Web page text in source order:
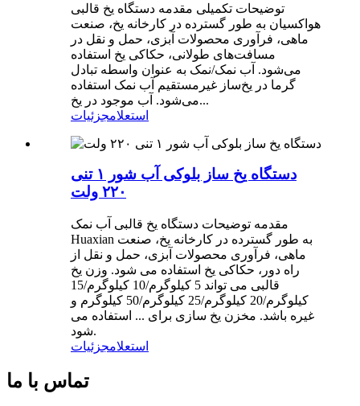
توضیحات تکمیلی مقدمه دستگاه یخ قالبی
هواکسیان به طور گسترده در کارخانه یخ، صنعت
ماهی، فرآوری محصولات آبزی، حمل و نقل در
مسافت‌های طولانی، حکاکی یخ استفاده
می‌شود. آب نمک/نمک به عنوان واسطه تبادل
گرما در یخ‌ساز غیرمستقیم آب نمک استفاده
می‌شود. آب موجود در یخ...
استعلامجزئیات
دستگاه یخ ساز بلوکی آب شور ۱ تنی
۲۲۰ ولت
مقدمه توضیحات دستگاه یخ قالبی آب نمک
Huaxian به طور گسترده در کارخانه یخ، صنعت
ماهی، فرآوری محصولات آبزی، حمل و نقل از
راه دور، حکاکی یخ استفاده می شود. وزن یخ
قالبی می تواند 5 کیلوگرم/10 کیلوگرم/15
کیلوگرم/20 کیلوگرم/25 کیلوگرم/50 کیلوگرم و
غیره باشد. مخزن یخ سازی برای ... استفاده می
شود.
استعلامجزئیات
تماس با ما